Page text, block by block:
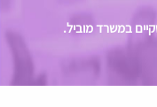
במשרד מוביל.